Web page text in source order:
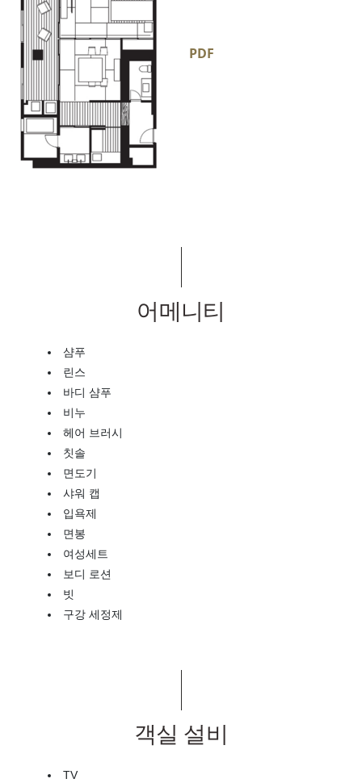
PDF
어메니티
샴푸
린스
바디 샴푸
비누
헤어 브러시
칫솔
면도기
샤워 캡
입욕제
면봉
여성세트
보디 로션
빗
구강 세정제
객실 설비
TV